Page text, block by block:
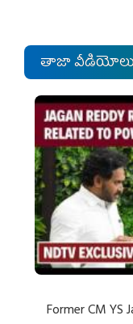
తాజా వీడియోలు
Former CM YS